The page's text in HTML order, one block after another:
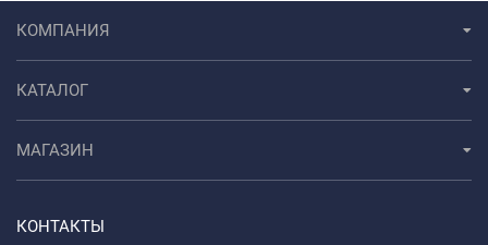
КОМПАНИЯ
КАТАЛОГ
МАГАЗИН
КОНТАКТЫ